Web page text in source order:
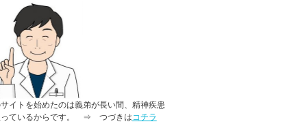
イトを始めたのは義弟が長い間、精神疾患
っているからです。 ⇒ つづきはコチラ